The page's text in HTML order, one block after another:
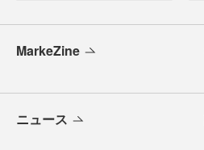
MarkeZine
ニュース